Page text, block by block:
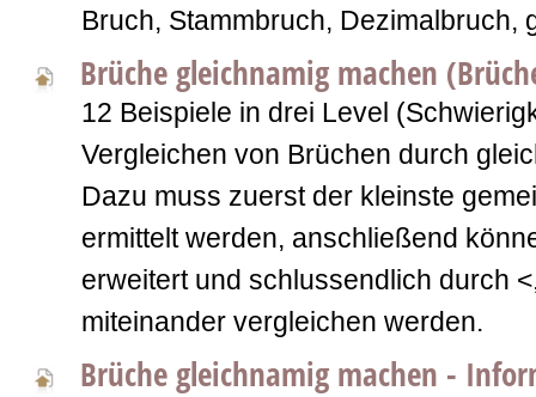
Bruch, Stammbruch, Dezimalbruch,
Brüche gleichnamig machen
12 Beispiele in drei Level
Vergleichen von Brüchen durch
Dazu muss zuerst der kleinste
ermittelt werden, anschließend
erweitert und schlussendlich durch
miteinander vergleichen werden.
Brüche gleichnamig machen -